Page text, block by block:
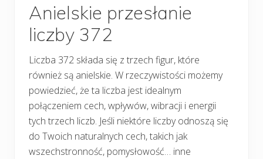
Anielskie przesłanie
liczby 372
Liczba 372 składa się z trzech figur, które
również są anielskie. W rzeczywistości możemy
powiedzieć, że ta liczba jest idealnym
połączeniem cech, wpływów, wibracji i energii
tych trzech liczb. Jeśli niektóre liczby odnoszą się
do Twoich naturalnych cech, takich jak
wszechstronność, pomysłowość… inne